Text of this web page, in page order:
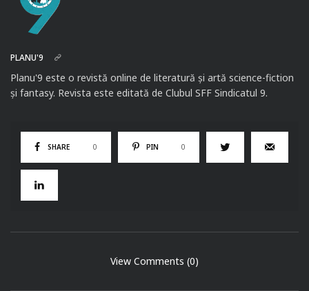
PLANU'9
Planu'9 este o revistă online de literatură și artă science-fiction
și fantasy. Revista este editată de Clubul SFF Sindicatul 9.
SHARE 0 PIN 0
View Comments (0)